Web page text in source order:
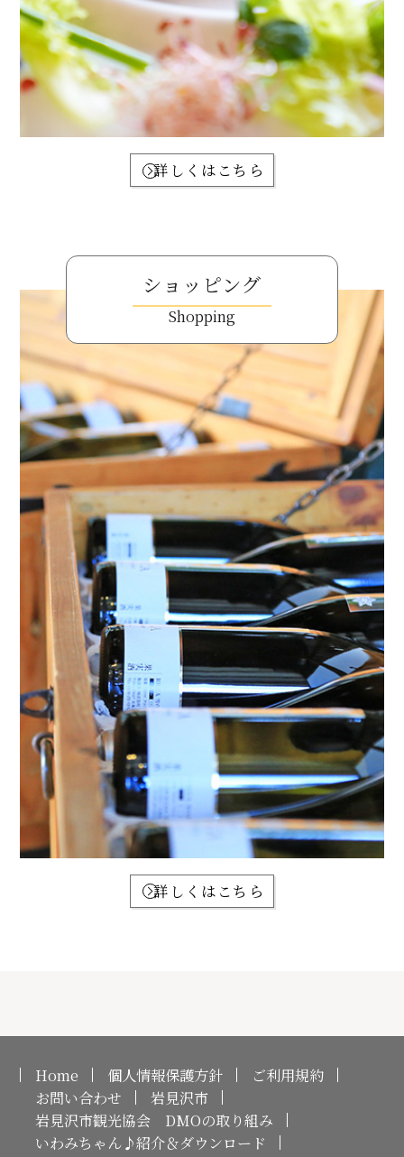
詳しくはこちら
ショッピング
Shopping
詳しくはこちら
Home 個人情報保護方針
ご利用規約
お問い合わせ
岩見沢市
岩見沢市観光協会 DMOの取り組み
いわみちゃん♪紹介＆ダウンロード